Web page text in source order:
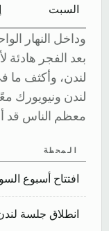
السبت
وداخل النهار
بعد الفجر هادئة
لندن، وأكثف ما
لندن ونيويورك
معظم الناس قد
المحطة
افتتاح أسبوع
انطلاق جلسة